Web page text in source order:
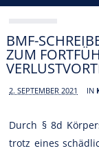
BMF-
ZUM
2. SEPTEMBER 2021 IN
Durch § 8d
trotz eines